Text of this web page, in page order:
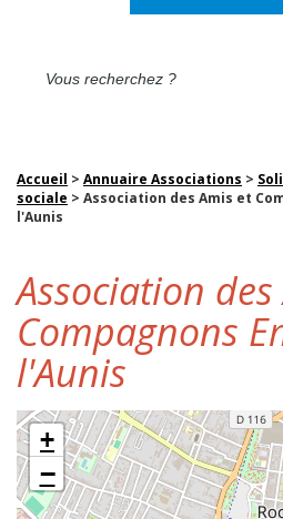
Accueil > Annuaire Associations >
sociale > Association des Amis et
l'Aunis
Association
Compagnons
l'Aunis
+
−